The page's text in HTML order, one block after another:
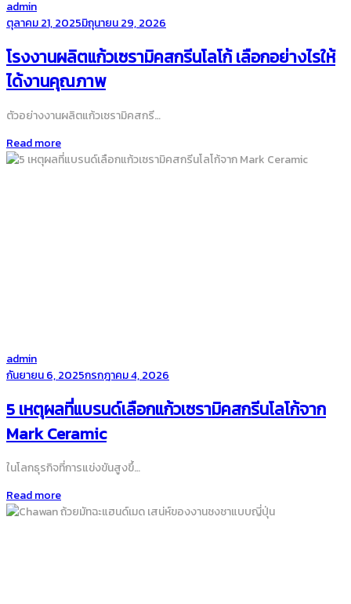
by
admin
Posted
ตุลาคม 21, 2025มิถุนายน 29, 2026
โรงงานผลิตแก้วเซรามิคสกรีนโลโก้ เลือกอย่างไรให้
ได้งานคุณภาพ
ตัวอย่างงานผลิตแก้วเซรามิคสกรี…
Read more
by
admin
Posted
กันยายน 6, 2025กรกฎาคม 4, 2026
5 เหตุผลที่แบรนด์เลือกแก้วเซรามิคสกรีนโลโก้จาก
Mark Ceramic
ในโลกธุรกิจที่การแข่งขันสูงขึ้…
Read more